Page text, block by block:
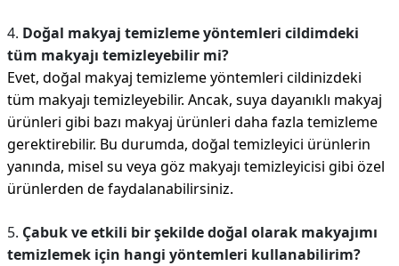
4. Doğal makyaj temizleme yöntemleri cildimdeki
tüm makyajı temizleyebilir mi?
Evet, doğal makyaj temizleme yöntemleri cildinizdeki
tüm makyajı temizleyebilir. Ancak, suya dayanıklı makyaj
ürünleri gibi bazı makyaj ürünleri daha fazla temizleme
gerektirebilir. Bu durumda, doğal temizleyici ürünlerin
yanında, misel su veya göz makyajı temizleyicisi gibi özel
ürünlerden de faydalanabilirsiniz.
5. Çabuk ve etkili bir şekilde doğal olarak makyajımı
temizlemek için hangi yöntemleri kullanabilirim?